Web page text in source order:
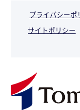
プライバシーポ
サイトポリシー